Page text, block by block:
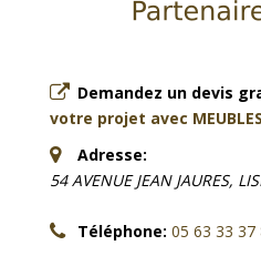
Demandez un devis
votre projet avec
Adresse:
54 AVENUE JEAN JAURES,
Téléphone: 05 63 33 37